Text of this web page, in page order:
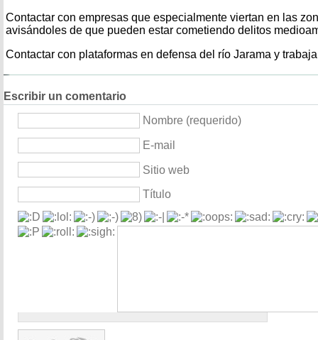
Contactar con empresas que especialmente viertan en las
avisándoles de que pueden estar cometiendo delitos
Contactar con plataformas en defensa del río Jarama y
Escribir un comentario
Nombre (requerido)
E-mail
Sitio web
Título